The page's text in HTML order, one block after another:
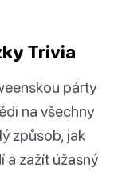
Trivia
párty
na všechny
způsob, jak
a zažít úžasný